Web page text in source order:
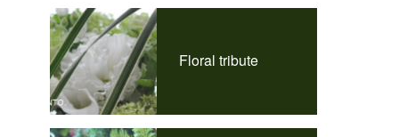
Floral tribute